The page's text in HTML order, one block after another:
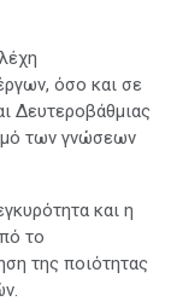
όσο και σε
Δευτεροβάθμιας
των γνώσεων
και η
το
της ποιότητας